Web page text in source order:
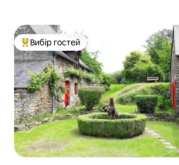
Топ вибір гостей
Вибір гостей